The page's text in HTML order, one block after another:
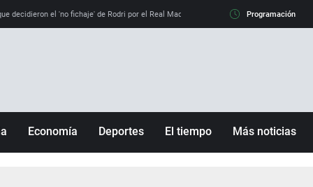
decidieron el 'no fichaje' de Rodri por el Real Madrid y su 'sí' al Barça La llamada
Programación
Economía Deportes El tiempo Más noticias